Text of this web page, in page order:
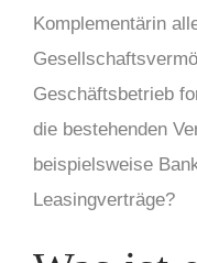
Komplementärin
Geschäftsbetrieb
die bestehenden
beispielsweise
Leasingverträge?